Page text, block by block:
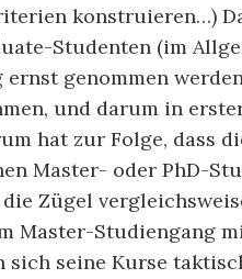
konstruieren…)
Studenten (im
genommen
und darum in
hat zur Folge, dass
Master- oder PhD-
Zügel
Master-Studiengang
sich seine Kurse